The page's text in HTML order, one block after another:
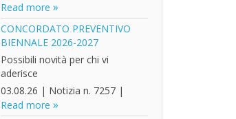
Read more
CONCORDATO PREVENTIVO
BIENNALE 2026-2027
Possibili novità per chi vi
aderisce
03.08.26 | Notizia n. 7257|
Read more